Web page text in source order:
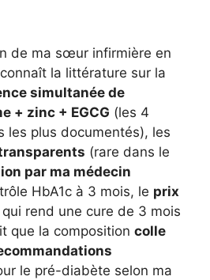
de ma sœur infirmière en
la littérature sur la
simultanée de
+ zinc + EGCG (les 4
les plus documentés), les
(rare dans le
par ma médecin
HbA1c à 3 mois, le prix
rend une cure de 3 mois
que la composition colle
le pré-diabète selon ma